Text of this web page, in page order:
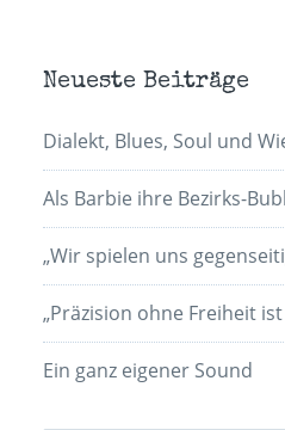
Neueste Beiträge
Dialekt, Blues, Soul und
Als Barbie ihre Bezirks-
„Wir spielen uns
„Präzision ohne Freiheit
Ein ganz eigener Sound